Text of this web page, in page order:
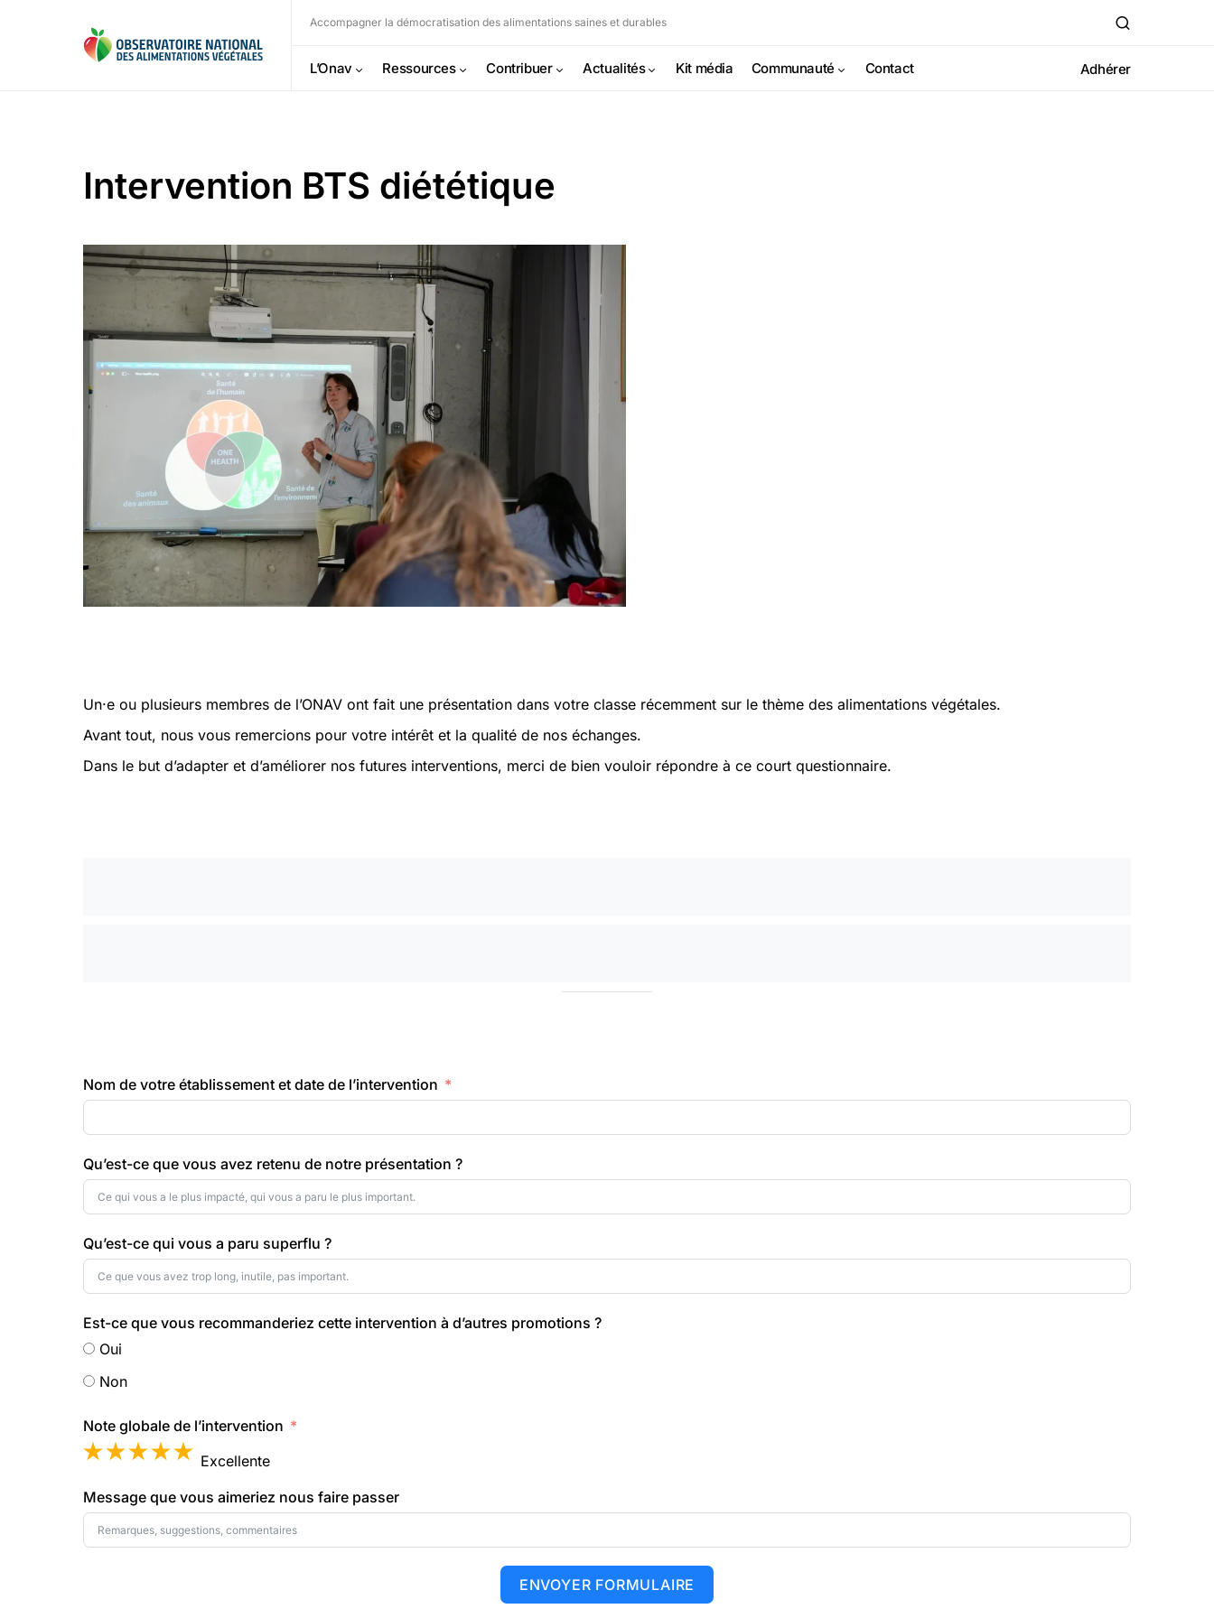
Accompagner la démocratisation des alimentations saines et durables
L’Onav Ressources Contribuer Actualités Kit média Communauté Contact Adhérer
Intervention BTS diététique
Un·e ou plusieurs membres de l’ONAV ont fait une présentation dans votre classe récemment sur le thème des alimentations végétales.
Avant tout, nous vous remercions pour votre intérêt et la qualité de nos échanges.
Dans le but d’adapter et d’améliorer nos futures interventions, merci de bien vouloir répondre à ce court questionnaire.
Nom de votre établissement et date de l’intervention
Qu’est-ce que vous avez retenu de notre présentation ?
Qu’est-ce qui vous a paru superflu ?
Est-ce que vous recommanderiez cette intervention à d’autres promotions ?
Oui
Non
Note globale de l’intervention
Excellente
Message que vous aimeriez nous faire passer
ENVOYER FORMULAIRE